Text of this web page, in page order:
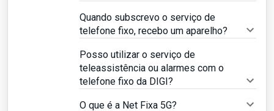
Quando subscrevo o serviço de
telefone fixo, recebo um aparelho?
Posso utilizar o serviço de
teleassistência ou alarmes com o
telefone fixo da DIGI?
O que é a Net Fixa 5G?